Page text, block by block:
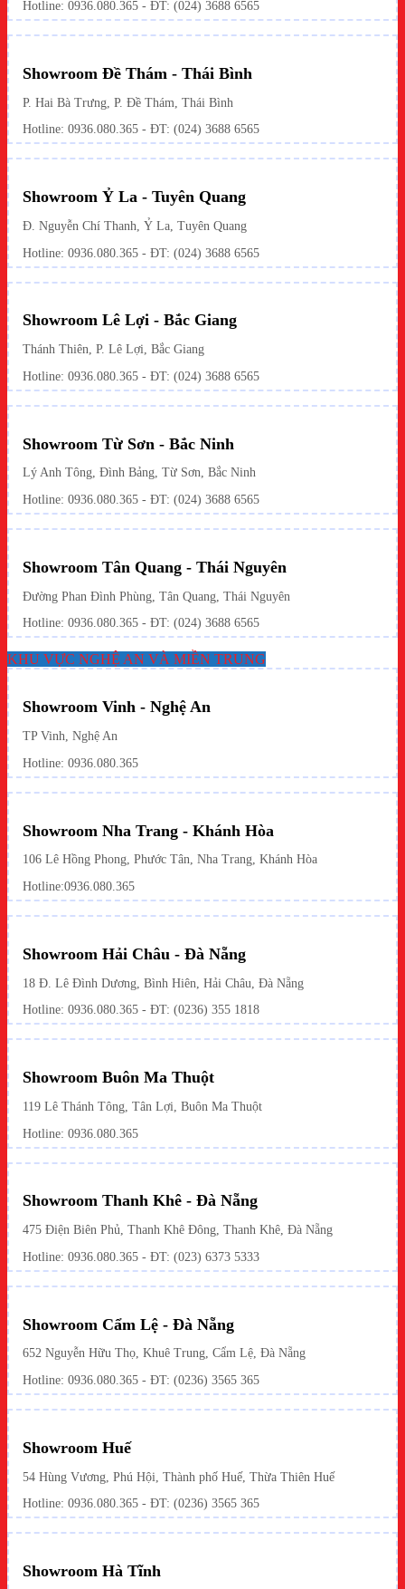
Hotline: 0936.080.365 - ĐT: (024) 3688 6565
Showroom Đề Thám - Thái Bình
P. Hai Bà Trưng, P. Đề Thám, Thái Bình
Hotline: 0936.080.365 - ĐT: (024) 3688 6565
Showroom Ỷ La - Tuyên Quang
Đ. Nguyễn Chí Thanh, Ỷ La, Tuyên Quang
Hotline: 0936.080.365 - ĐT: (024) 3688 6565
Showroom Lê Lợi - Bắc Giang
Thánh Thiên, P. Lê Lợi, Bắc Giang
Hotline: 0936.080.365 - ĐT: (024) 3688 6565
Showroom Từ Sơn - Bắc Ninh
Lý Anh Tông, Đình Bảng, Từ Sơn, Bắc Ninh
Hotline: 0936.080.365 - ĐT: (024) 3688 6565
Showroom Tân Quang - Thái Nguyên
Đường Phan Đình Phùng, Tân Quang, Thái Nguyên
Hotline: 0936.080.365 - ĐT: (024) 3688 6565
KHU VỰC NGHỆ AN VÀ MIỀN TRUNG
Showroom Vinh - Nghệ An
TP Vinh, Nghệ An
Hotline: 0936.080.365
Showroom Nha Trang - Khánh Hòa
106 Lê Hồng Phong, Phước Tân, Nha Trang, Khánh Hòa
Hotline:0936.080.365
Showroom Hải Châu - Đà Nẵng
18 Đ. Lê Đình Dương, Bình Hiên, Hải Châu, Đà Nẵng
Hotline: 0936.080.365 - ĐT: (0236) 355 1818
Showroom Buôn Ma Thuột
119 Lê Thánh Tông, Tân Lợi, Buôn Ma Thuột
Hotline: 0936.080.365
Showroom Thanh Khê - Đà Nẵng
475 Điện Biên Phủ, Thanh Khê Đông, Thanh Khê, Đà Nẵng
Hotline: 0936.080.365 - ĐT: (023) 6373 5333
Showroom Cẩm Lệ - Đà Nẵng
652 Nguyễn Hữu Thọ, Khuê Trung, Cẩm Lệ, Đà Nẵng
Hotline: 0936.080.365 - ĐT: (0236) 3565 365
Showroom Huế
54 Hùng Vương, Phú Hội, Thành phố Huế, Thừa Thiên Huế
Hotline: 0936.080.365 - ĐT: (0236) 3565 365
Showroom Hà Tĩnh